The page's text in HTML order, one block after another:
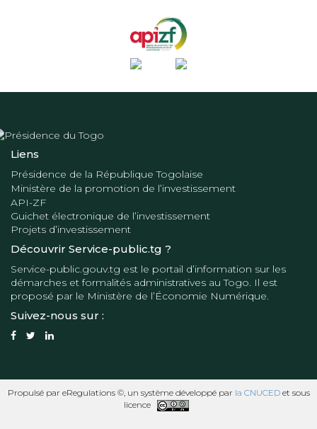
Liens
Présidence de la République Togolaise
Ministère de la promotion de l’investissement
API-ZF
Guichet électronique de l’investissement
Projets d’investissement
Découvrir Service-public.tg ?
Service-public.gouv.tg est le portail d’information sur les
démarches et formalités administratives au Togo. Il est
proposé par le Ministère de l’Économie Numérique.
Suivez-nous sur :
Propulsé par eRegulations ©, un système développé par la CNUCEDet sous
licence